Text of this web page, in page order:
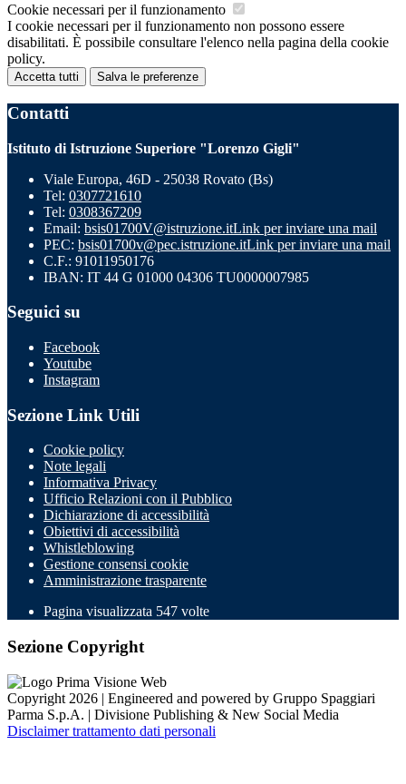
Cookie necessari per il funzionamento
I cookie necessari per il funzionamento non possono essere
disabilitati. È possibile consultare l'elenco nella pagina della cookie
policy.
Accetta tutti Salva le preferenze
Contatti
Istituto di Istruzione Superiore "Lorenzo Gigli"
Viale Europa, 46D - 25038 Rovato (Bs)
Tel: 0307721610
Tel: 0308367209
Email: bsis01700V@istruzione.itLink per inviare una mail
PEC: bsis01700v@pec.istruzione.itLink per inviare una mail
C.F.: 91011950176
IBAN: IT 44 G 01000 04306 TU0000007985
Seguici su
Facebook
Youtube
Instagram
Sezione Link Utili
Cookie policy
Note legali
Informativa Privacy
Ufficio Relazioni con il Pubblico
Dichiarazione di accessibilità
Obiettivi di accessibilità
Whistleblowing
Gestione consensi cookie
Amministrazione trasparente
Pagina visualizzata 547 volte
Sezione Copyright
Copyright 2026 | Engineered and powered by Gruppo Spaggiari
Parma S.p.A. | Divisione Publishing & New Social Media
Disclaimer trattamento dati personali